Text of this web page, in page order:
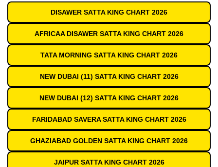
DISAWER SATTA KING CHART 2026
AFRICAA DISAWER SATTA KING CHART 2026
TATA MORNING SATTA KING CHART 2026
NEW DUBAI (11) SATTA KING CHART 2026
NEW DUBAI (12) SATTA KING CHART 2026
FARIDABAD SAVERA SATTA KING CHART 2026
GHAZIABAD GOLDEN SATTA KING CHART 2026
JAIPUR SATTA KING CHART 2026